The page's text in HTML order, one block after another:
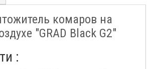
комаров на
"GRAD Black G2"
: